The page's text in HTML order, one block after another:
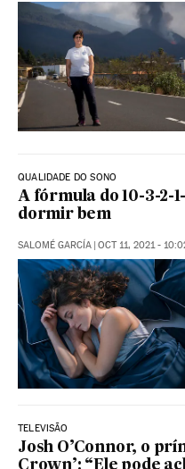
QUALIDADE DO SONO
A fórmula do 10-3-2-
dormir bem
SALOMÉ GARCÍA | OCT 11, 2021 -
TELEVISÃO
Josh O’Connor, o
Crown’: “Ele pode